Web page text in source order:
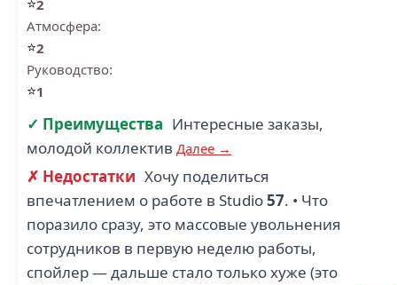
2
Атмосфера:
⭐2
Руководство:
⭐1
✓ Преимущества Интересные заказы,
молодой коллектив Далее →
✗ Недостатки Хочу поделиться
впечатлением о работе в Studio57. • Что
поразило сразу, это массовые увольнения
сотрудников в первую неделю работы,
спойлер — дальше стало только хуже (это